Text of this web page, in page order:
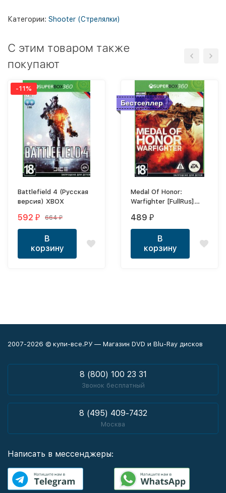
Категории: Shooter (Стрелялки)
C этим товаром также
покупают
-11%
Battlefield 4 (Русская
версия) XBOX
592 ₽ 664₽
В
корзину
Бестселлер
Medal Of Honor:
Warfighter [FullRus]
489 ₽
В
корзину
2007-2026 © купи-все.РУ — Магазин DVD и Blu-Ray дисков
8 (800) 100 23 31
Звонок бесплатный
8 (495) 409-7432
Москва
Написать в мессенджеры: